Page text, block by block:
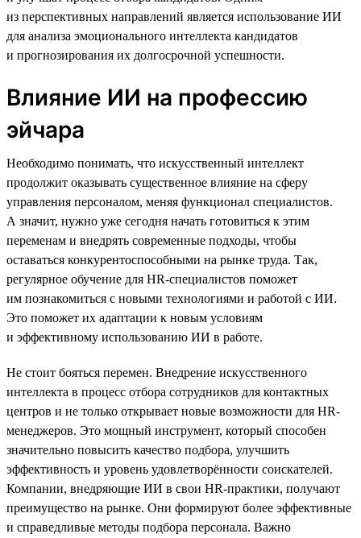
из перспективных направлений является использование ИИ
для анализа эмоционального интеллекта кандидатов
и прогнозирования их долгосрочной успешности.
Влияние ИИ на профессию
эйчара
Необходимо понимать, что искусственный интеллект
продолжит оказывать существенное влияние на сферу
управления персоналом, меняя функционал специалистов.
А значит, нужно уже сегодня начать готовиться к этим
переменам и внедрять современные подходы, чтобы
оставаться конкурентоспособными на рынке труда. Так,
регулярное обучение для HR-специалистов поможет
им познакомиться с новыми технологиями и работой с ИИ.
Это поможет их адаптации к новым условиям
и эффективному использованию ИИ в работе.
Не стоит бояться перемен. Внедрение искусственного
интеллекта в процесс отбора сотрудников для контактных
центров и не только открывает новые возможности для HR-
менеджеров. Это мощный инструмент, который способен
значительно повысить качество подбора, улучшить
эффективность и уровень удовлетворённости соискателей.
Компании, внедряющие ИИ в свои HR-практики, получают
преимущество на рынке. Они формируют более эффективные
и справедливые методы подбора персонала. Важно